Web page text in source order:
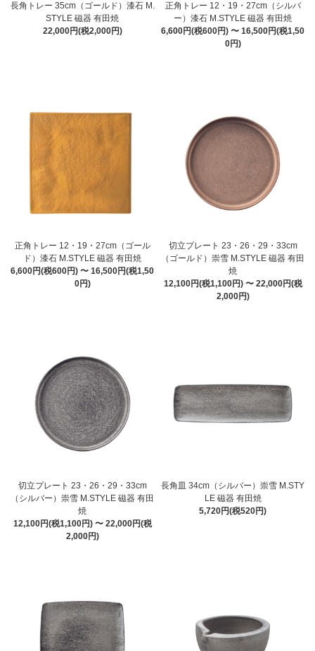
長角トレー 35cm（ゴールド）漆石 M.
STYLE 磁器 有田焼
22,000円(税2,000円)
正角トレー 12・19・27cm（シルバ
ー）漆石 M.STYLE 磁器 有田焼
6,600円(税600円) 〜 16,500円(税1,50
0円)
正角トレー 12・19・27cm（ゴール
ド）漆石 M.STYLE 磁器 有田焼
6,600円(税600円) 〜 16,500円(税1,50
0円)
切立プレート 23・26・29・33cm
（ゴールド）崇雪 M.STYLE 磁器 有田
焼
12,100円(税1,100円) 〜 22,000円(税
2,000円)
切立プレート 23・26・29・33cm
（シルバー）崇雪 M.STYLE 磁器 有田
焼
12,100円(税1,100円) 〜 22,000円(税
2,000円)
長角皿 34cm（シルバー）崇雪 M.STY
LE 磁器 有田焼
5,720円(税520円)